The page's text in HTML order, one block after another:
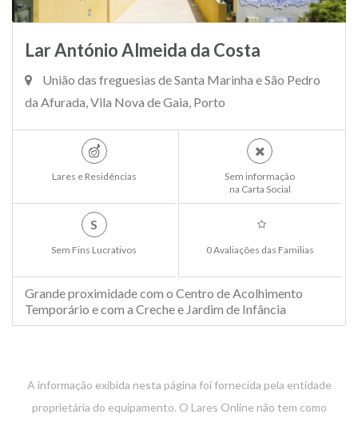
Lar António Almeida da Costa
União das freguesias de Santa Marinha e São Pedro
da Afurada, Vila Nova de Gaia, Porto
Lares e Residências
Sem informação
na Carta Social
S
Sem Fins Lucrativos 0 Avaliações das Familias
Grande proximidade com o Centro de Acolhimento
Temporário e com a Creche e Jardim de Infância
A informação exibida nesta página foi fornecida pela entidade
proprietária do equipamento. O Lares Online não tem como